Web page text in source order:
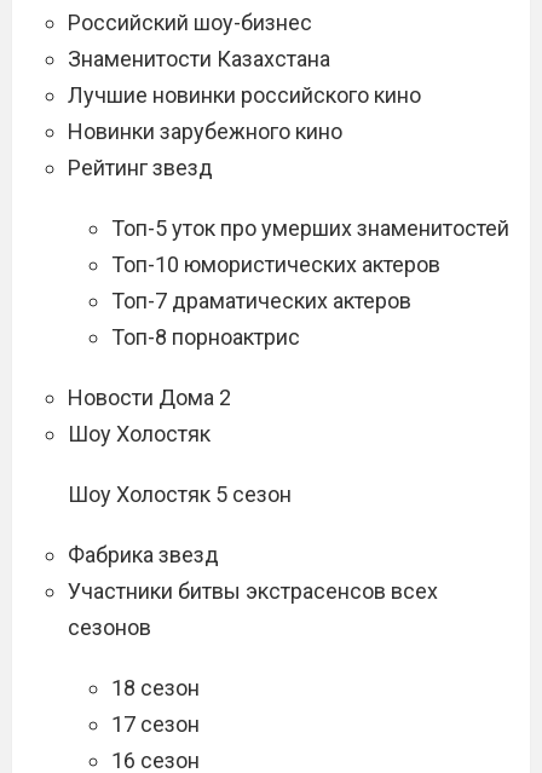
Российский шоу-бизнес
Знаменитости Казахстана
Лучшие новинки российского кино
Новинки зарубежного кино
Рейтинг звезд
Топ-5 уток про умерших знаменитостей
Топ-10 юмористических актеров
Топ-7 драматических актеров
Топ-8 порноактрис
Новости Дома 2
Шоу Холостяк
Шоу Холостяк 5 сезон
Фабрика звезд
Участники битвы экстрасенсов всех
сезонов
18 сезон
17 сезон
16 сезон